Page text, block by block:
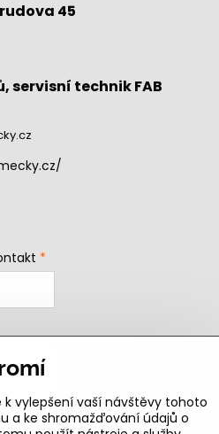
45
servisní technik FAB
*
vylepšení vaší návštěvy tohoto
a ke shromažďování údajů o